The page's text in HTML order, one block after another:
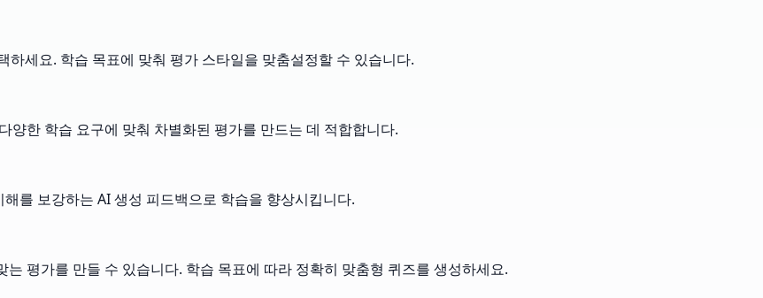
세요. 학습 목표에 맞춰 평가 스타일을 맞춤설정할 수 있습니다.
양한 학습 요구에 맞춰 차별화된 평가를 만드는 데 적합합니다.
를 보강하는 AI 생성 피드백으로 학습을 향상시킵니다.
평가를 만들 수 있습니다. 학습 목표에 따라 정확히 맞춤형 퀴즈를 생성하세요.